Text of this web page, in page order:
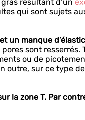
résultant d’un
qui sont sujets
un manque
sont resserrés.
ou de
outre, sur ce type
la zone T. Par